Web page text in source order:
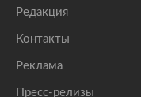
Редакция
Контакты
Реклама
Пресс-релизы